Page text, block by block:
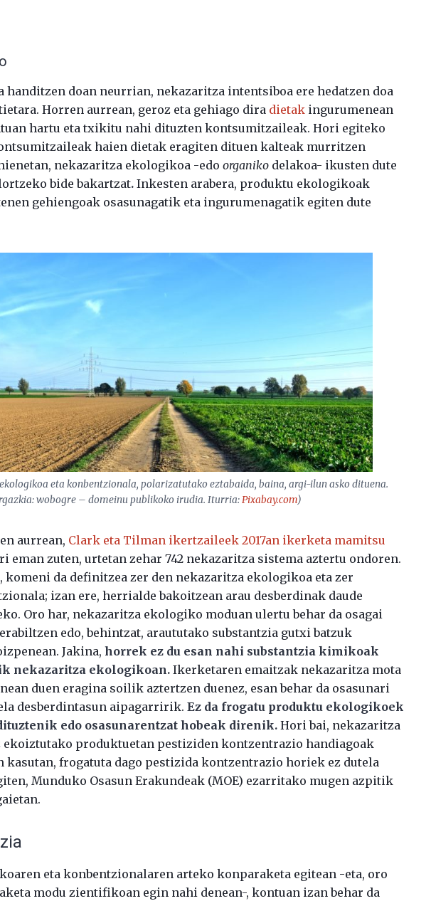
doan neurrian, nekazaritza intentsiboa ere hedatzen doa
Horren aurrean, geroz eta gehiago dira dietak ingurumenean
hartu eta txikitu nahi dituzten kontsumitzaileak. Hori egiteko
haien dietak eragiten dituen kalteak murritzen
nekazaritza ekologikoa -edoorganiko delakoa- ikusten dute
bide bakartzat. Inkesten arabera, produktu ekologikoak
gehiengoak osasunagatik eta ingurumenagatik egiten dute
eta konbentzionala, polarizatutako eztabaida, baina, argi-ilun asko dituena.
wobogre – domeinu publikoko irudia. Iturria:Pixabay.com)
aurrean, Clark eta Tilman ikertzaileek 2017an ikerketa mamitsu
eman zuten, urtetan zehar 742 nekazaritza sistema aztertu ondoren.
komeni da definitzea zer den nekazaritza ekologikoa eta zer
izan ere, herrialde bakoitzean arau desberdinak daude
Oro har, nekazaritza ekologiko moduan ulertu behar da osagai
edo, behintzat, araututako substantzia gutxi batzuk
Jakina,horrek ez du esan nahi substantzia kimikoak
nekazaritza ekologikoan.Ikerketaren emaitzak nekazaritza mota
duen eragina soilik aztertzen duenez, esan behar da osasunari
desberdintasun aipagarririk.Ez da frogatu produktu ekologikoek
edo osasunarentzat hobeak direnik. Hori bai, nekazaritza
produktuetan pestiziden kontzentrazio handiagoak
kasutan, frogatuta dago pestizida kontzentrazio horiek ez dutela
Munduko Osasun Erakundeak (MOE) ezarritako mugen azpitik
eta konbentzionalaren arteko konparaketa egitean -eta, oro
modu zientifikoan egin nahi denean-, kontuan izan behar da